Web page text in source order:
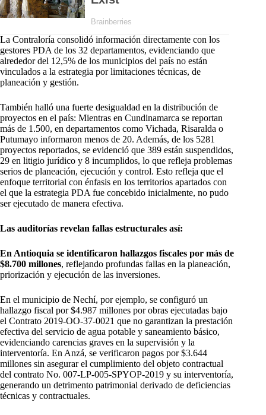
La Contraloría consolidó información directamente con los
gestores PDA de los 32 departamentos, evidenciando que
alrededor del 12,5% de los municipios del país no están
vinculados a la estrategia por limitaciones técnicas, de
planeación y gestión.
También halló una fuerte desigualdad en la distribución de
proyectos en el país: Mientras en Cundinamarca se reportan
más de 1.500, en departamentos como Vichada, Risaralda o
Putumayo informaron menos de 20. Además, de los 5281
proyectos reportados, se evidenció que 389 están suspendidos,
29 en litigio jurídico y 8 incumplidos, lo que refleja problemas
serios de planeación, ejecución y control. Esto refleja que el
enfoque territorial con énfasis en los territorios apartados con
el que la estrategia PDA fue concebido inicialmente, no pudo
ser ejecutado de manera efectiva.
Las auditorías revelan fallas estructurales así:
En Antioquia se identificaron hallazgos fiscales por más de
$8.700 millones, reflejando profundas fallas en la planeación,
priorización y ejecución de las inversiones.
En el municipio de Nechí, por ejemplo, se configuró un
hallazgo fiscal por $4.987 millones por obras ejecutadas bajo
el Contrato 2019-OO-37-0021 que no garantizan la prestación
efectiva del servicio de agua potable y saneamiento básico,
evidenciando carencias graves en la supervisión y la
interventoría. En Anzá, se verificaron pagos por $3.644
millones sin asegurar el cumplimiento del objeto contractual
del contrato No. 007-LP-005-SPYOP-2019 y su interventoría,
generando un detrimento patrimonial derivado de deficiencias
técnicas y contractuales.